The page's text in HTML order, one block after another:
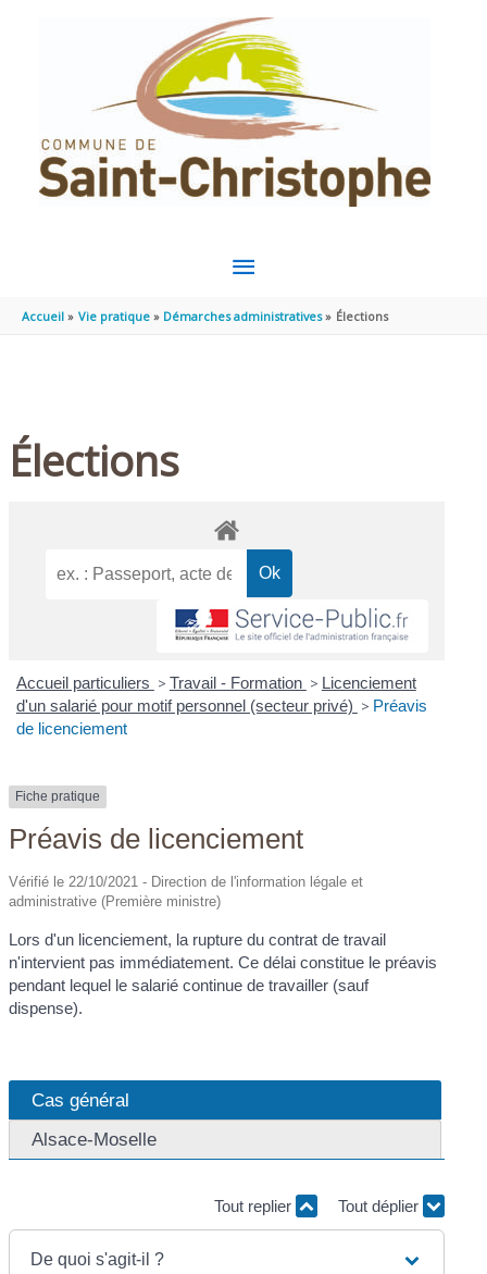
MENU
PRINCIPAL
Accueil Vie pratique Démarches administratives Élections
Élections
Accueil particuliers > Travail - Formation > Licenciement
d'un salarié pour motif personnel (secteur privé) > Préavis
de licenciement
Fiche pratique
Préavis de licenciement
Vérifié le 22/10/2021 - Direction de l'information légale et
administrative (Première ministre)
Lors d'un licenciement, la rupture du contrat de travail
n'intervient pas immédiatement. Ce délai constitue le préavis
pendant lequel le salarié continue de travailler (sauf
dispense).
Cas général
Alsace-Moselle
Tout replier Tout déplier
De quoi s'agit-il ?